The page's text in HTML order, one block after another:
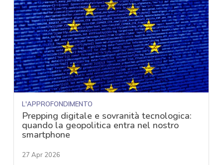
L'APPROFONDIMENTO
Prepping digitale e sovranità tecnologica:
quando la geopolitica entra nel nostro
smartphone
27 Apr 2026